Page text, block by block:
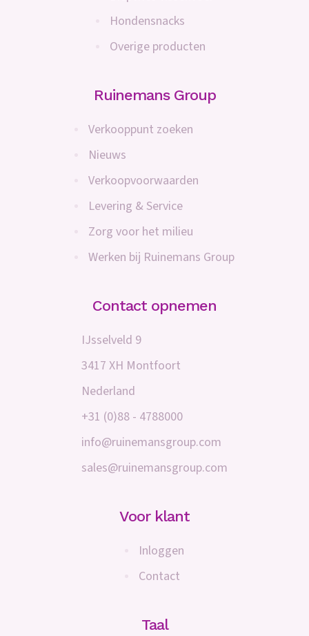
Hondensnacks
Overige producten
Ruinemans Group
Verkooppunt zoeken
Nieuws
Verkoopvoorwaarden
Levering & Service
Zorg voor het milieu
Werken bij Ruinemans Group
Contact opnemen
IJsselveld 9
3417 XH Montfoort
Nederland
+31 (0)88 - 4788000
info@ruinemansgroup.com
sales@ruinemansgroup.com
Voor klant
Inloggen
Contact
Taal